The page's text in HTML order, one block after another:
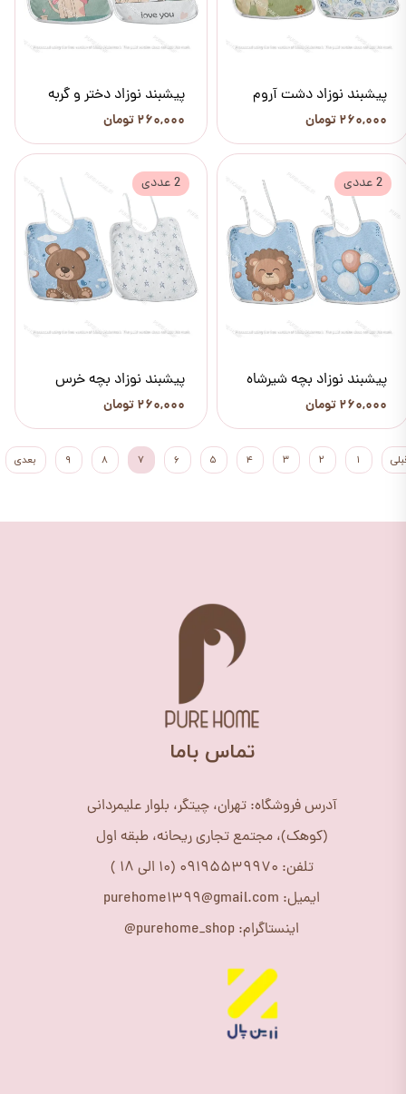
پیشبند نوزاد دشت آروم
۲۶۰,۰۰۰ تومان
پیشبند نوزاد دختر و گربه
۲۶۰,۰۰۰ تومان
پیشبند نوزاد بچه شیرشاه
۲۶۰,۰۰۰ تومان
2 عددی
پیشبند نوزاد بچه خرس
۲۶۰,۰۰۰ تومان
2 عددی
۱ ۲ ۳ ۴ ۵ ۶ ۷ ۸ ۹ بعدی
​تماس باما
آدرس فروشگاه: تهران، چیتگر، بلوار علیمردانی
(کوهک)، مجتمع تجاری ریحانه، طبقه اول
تلفن: 09195539970 (10 الی 18 )
ایمیل: purehome1399@gmail.com
اینستاگرام: purehome_shop@